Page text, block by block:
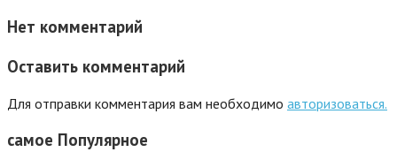
Нет комментарий
Оставить комментарий
Для отправки комментария вам необходимо авторизоваться.
самое Популярное